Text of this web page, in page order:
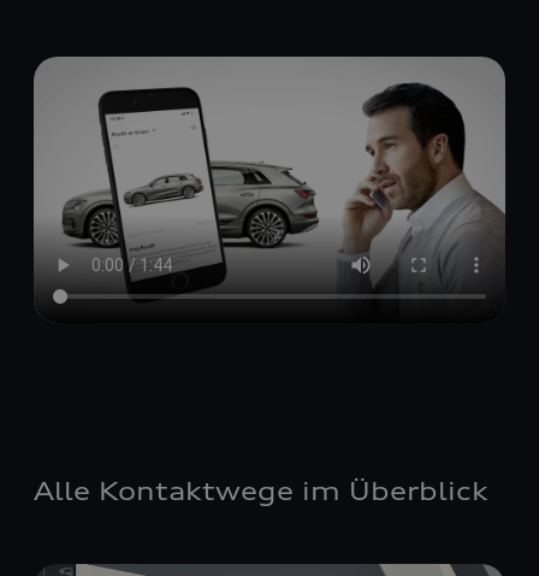
Alle Kontaktwege im Überblick